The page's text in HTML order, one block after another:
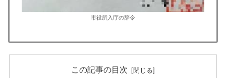
市役所入庁の辞令
この記事の目次